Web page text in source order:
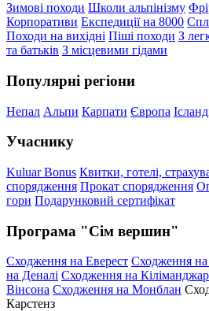
Зимові походи Школи альпінізму
Корпоративи Експедиції на 8000
Походи на вихідні Піші походи З
та батьків З місцевими гідами
Популярні регіони
Непал Альпи Карпати Європа
Учаснику
Kuluar Bonus Квитки, готелі,
спорядження Прокат спорядження
гори Подарунковий сертифікат
Програма "Сім вершин"
Сходження на Еверест Сходження
на Деналі Сходження на
Вінсона Сходження на Монблан
Карстенз